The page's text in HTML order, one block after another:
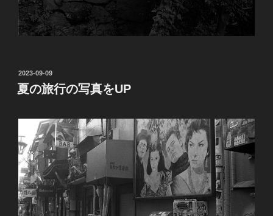
投
稿
日:
2023-09-09
夏の旅行の写真をUP